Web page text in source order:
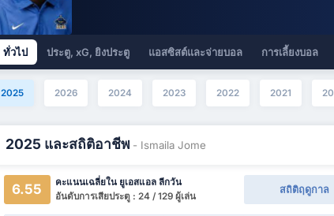
ทั่วไป ประตู, xG, ยิงประตู แอสซิสต์และจ่ายบอล การเลี้ยงบอล
2025 2026 2024 2023 2022 2021
2025 และสถิติอาชีพ - Ismaila Jome
6.55
คะแนนเฉลี่ยใน ยูเอสแอล ลีกวัน
อันดับการเสียประตู : 24 / 129 ผู้เล่น
สถิติฤดูกาล